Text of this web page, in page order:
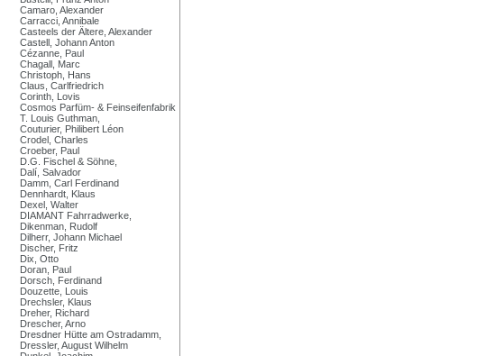
Camaro, Alexander
Carracci, Annibale
Casteels der Ältere, Alexander
Castell, Johann Anton
Cézanne, Paul
Chagall, Marc
Christoph, Hans
Claus, Carlfriedrich
Corinth, Lovis
Cosmos Parfüm- & Feinseifenfabrik
T. Louis Guthman,
Couturier, Philibert Léon
Crodel, Charles
Croeber, Paul
D.G. Fischel & Söhne,
Dalí, Salvador
Damm, Carl Ferdinand
Dennhardt, Klaus
Dexel, Walter
DIAMANT Fahrradwerke,
Dikenman, Rudolf
Dilherr, Johann Michael
Discher, Fritz
Dix, Otto
Doran, Paul
Dorsch, Ferdinand
Douzette, Louis
Drechsler, Klaus
Dreher, Richard
Drescher, Arno
Dresdner Hütte am Ostradamm,
Dressler, August Wilhelm